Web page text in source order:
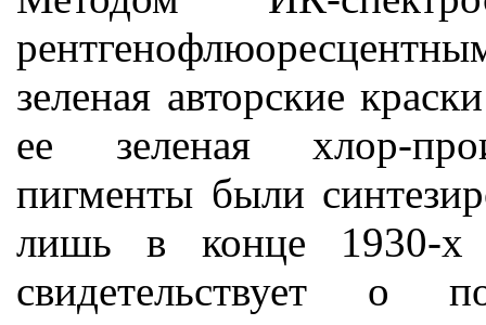
зеленая авторские
ее зеленая хлор-
пигменты были
лишь в конце 1930-х
свидетельствует о